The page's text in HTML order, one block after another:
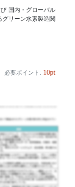
国内・グローバル
グリーン水素製造関
必要ポイント: 10pt